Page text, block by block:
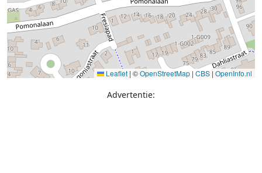
Leaflet | ©OpenStreetMap | CBS | OpenInfo.nl
Advertentie: